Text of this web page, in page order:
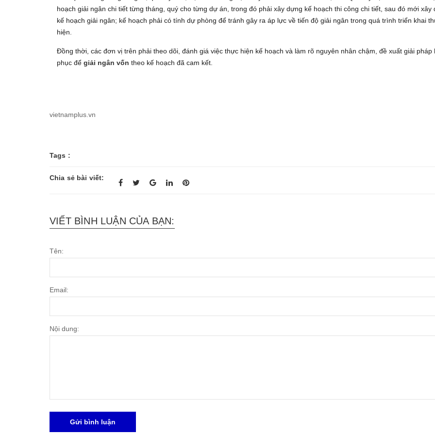
hoạch giải ngân chi tiết từng tháng, quý cho từng dự án, trong đó phải xây dựng kế hoạch thi công chi tiết, sau đó mới xây
kế hoạch giải ngân; kế hoạch phải có tính dự phòng để tránh gây ra áp lực về tiến độ giải ngân trong quá trình triển khai
hiện.
Đồng thời, các đơn vị trên phải theo dõi, đánh giá việc thực hiện kế hoạch và làm rõ nguyên nhân chậm, đề xuất giải pháp
phục để giải ngân vốn theo kế hoạch đã cam kết.
vietnamplus.vn
Tags :
Chia sẻ bài viết:
VIẾT BÌNH LUẬN CỦA BẠN:
Tên:
Email:
Nội dung:
Gửi bình luận